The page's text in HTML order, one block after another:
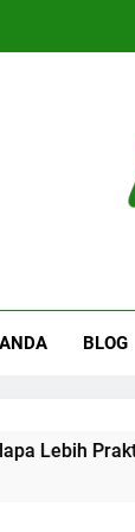
BLOG
dengan